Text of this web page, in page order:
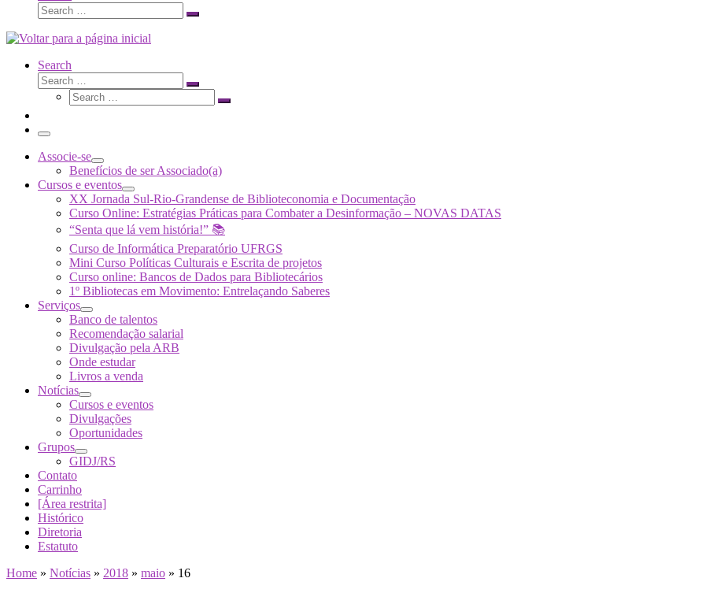
Search
Search
Search
Search
Search
Search
Search
Menu
Associe-se
Benefícios de ser Associado(a)
Cursos e eventos
XX Jornada Sul-Rio-Grandense de Biblioteconomia e Documentação
Curso Online: Estratégias Práticas para Combater a Desinformação – NOVAS DATAS
“Senta que lá vem história!” 📚
Curso de Informática Preparatório UFRGS
Mini Curso Políticas Culturais e Escrita de projetos
Curso online: Bancos de Dados para Bibliotecários
1º Bibliotecas em Movimento: Entrelaçando Saberes
Serviços
Banco de talentos
Recomendação salarial
Divulgação pela ARB
Onde estudar
Livros a venda
Notícias
Cursos e eventos
Divulgações
Oportunidades
Grupos
GIDJ/RS
Contato
Carrinho
[Área restrita]
Histórico
Diretoria
Estatuto
Home » Notícias » 2018 » maio » 16